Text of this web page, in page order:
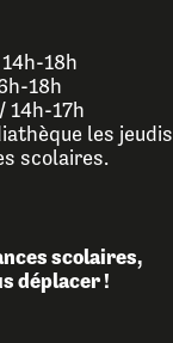
18h
18h
14h-17h
les jeudis
scolaires.
scolaires,
déplacer !